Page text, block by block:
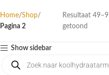
Home Shop
Pagina 2
Resultaat
getoond
Show sidebar